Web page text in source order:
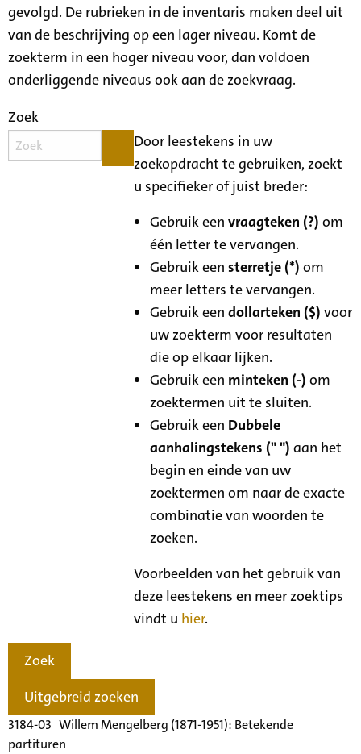
gevolgd. De rubrieken in de inventaris maken deel uit
van de beschrijving op een lager niveau. Komt de
zoekterm in een hoger niveau voor, dan voldoen
onderliggende niveaus ook aan de zoekvraag.
Zoek
Door leestekens in uw
zoekopdracht te gebruiken, zoekt
u specifieker of juist breder:
Gebruik eenvraagteken (?) om
één letter te vervangen.
Gebruik eensterretje (*) om
meer letters te vervangen.
Gebruik eendollarteken ($) voor
uw zoekterm voor resultaten
die op elkaar lijken.
Gebruik een minteken (-) om
zoektermen uit te sluiten.
Gebruik een Dubbele
aanhalingstekens (" ") aan het
begin en einde van uw
zoektermen om naar de exacte
combinatie van woorden te
zoeken.
Voorbeelden van het gebruik van
deze leestekens en meer zoektips
vindt u hier.
Zoek
Uitgebreid zoeken
3184-03 Willem Mengelberg (1871-1951): Betekende
partituren